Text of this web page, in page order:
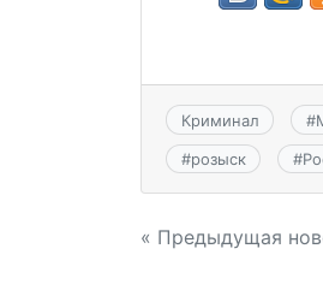
Криминал #
#розыск #
« Предыдущая